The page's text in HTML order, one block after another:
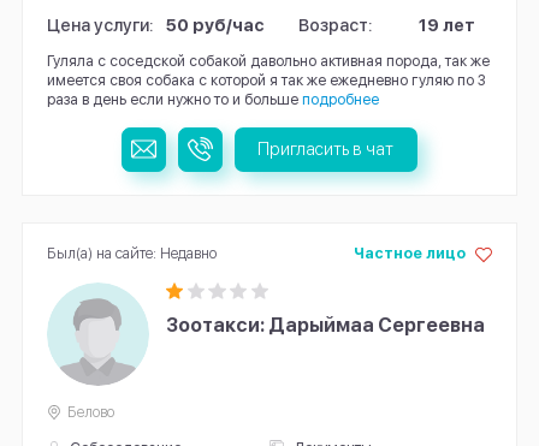
Цена услуги: 50 руб/час Возраст: 19 лет
Гуляла с соседской собакой давольно активная порода, так же
имеется своя собака с которой я так же ежедневно гуляю по 3
раза в день если нужно то и больше подробнее
Пригласить в чат
Зоотакси: Дарыймаа Сергеевна
Частное лицо
Белово
Был(а) на сайте: Недавно